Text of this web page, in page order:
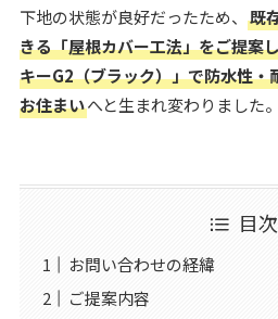
下地の状態が良好だったため、 既
きる「屋根カバー工法」をご提案
キーG2（ブラック）」で防水性・
お住まいへと生まれ変わりました。
目次
お問い合わせの経緯
ご提案内容